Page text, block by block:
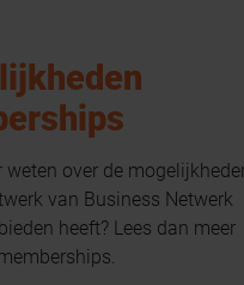
weten over de
van Business Netwerk
heeft? Lees dan meer